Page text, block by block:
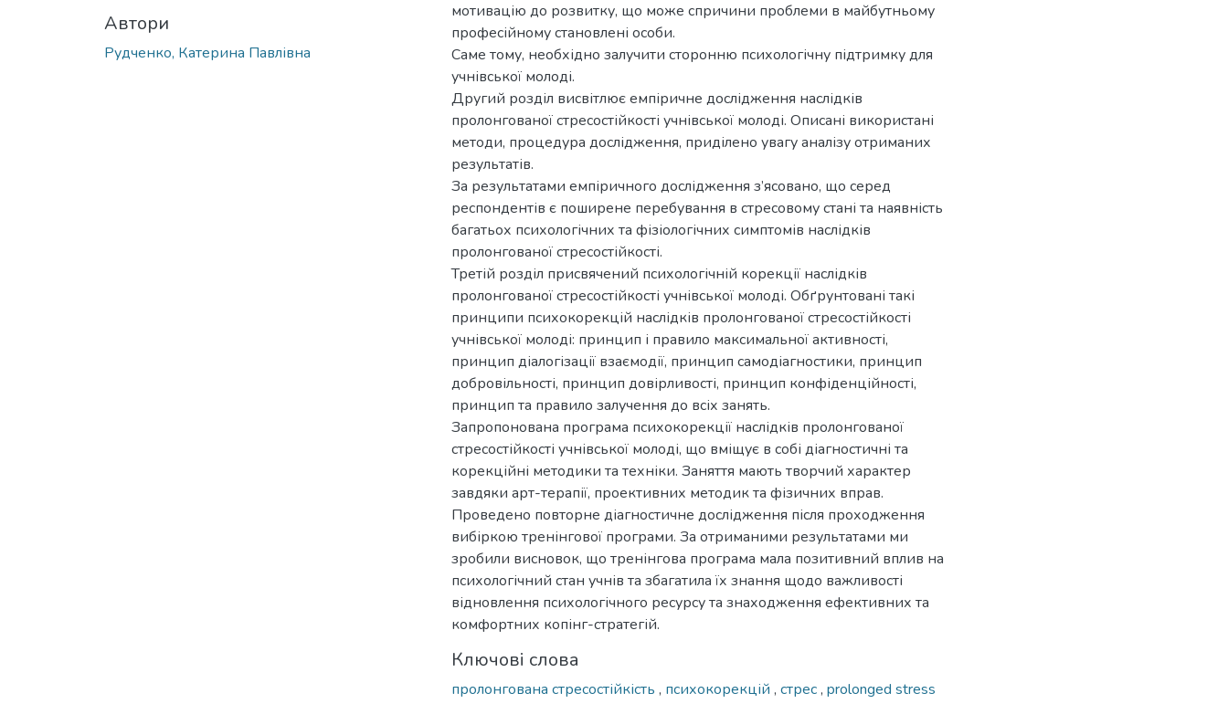
Автори
Рудченко, Катерина Павлівна
мотивацію до розвитку, що може спричини проблеми в майбутньому
професійному становлені особи.
Саме тому, необхідно залучити сторонню психологічну підтримку для
учнівської молоді.
Другий розділ висвітлює емпіричне дослідження наслідків
пролонгованої стресостійкості учнівської молоді. Описані використані
методи, процедура дослідження, приділено увагу аналізу отриманих
результатів.
За результатами емпіричного дослідження з’ясовано, що серед
респондентів є поширене перебування в стресовому стані та наявність
багатьох психологічних та фізіологічних симптомів наслідків
пролонгованої стресостійкості.
Третій розділ присвячений психологічній корекції наслідків
пролонгованої стресостійкості учнівської молоді. Обґрунтовані такі
принципи психокорекцій наслідків пролонгованої стресостійкості
учнівської молоді: принцип і правило максимальної активності,
принцип діалогізації взаємодії, принцип самодіагностики, принцип
добровільності, принцип довірливості, принцип конфіденційності,
принцип та правило залучення до всіх занять.
Запропонована програма психокорекції наслідків пролонгованої
стресостійкості учнівської молоді, що вміщує в собі діагностичні та
корекційні методики та техніки. Заняття мають творчий характер
завдяки арт-терапії, проективних методик та фізичних вправ.
Проведено повторне діагностичне дослідження після проходження
вибіркою тренінгової програми. За отриманими результатами ми
зробили висновок, що тренінгова програма мала позитивний вплив на
психологічний стан учнів та збагатила їх знання щодо важливості
відновлення психологічного ресурсу та знаходження ефективних та
комфортних копінг-стратегій.
Ключові слова
пролонгована стресостійкість , психокорекцій , стрес, prolonged stress